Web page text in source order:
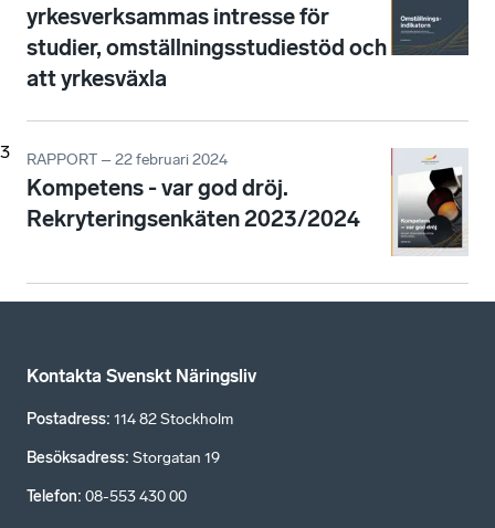
3
yrkesverksammas intresse för
studier, omställningsstudiestöd och
att yrkesväxla
RAPPORT – 22 februari 2024
Kompetens - var god dröj.
Rekryteringsenkäten 2023/2024
Kontakta Svenskt Näringsliv
Postadress: 114 82 Stockholm
Besöksadress: Storgatan 19
Telefon: 08-553 430 00